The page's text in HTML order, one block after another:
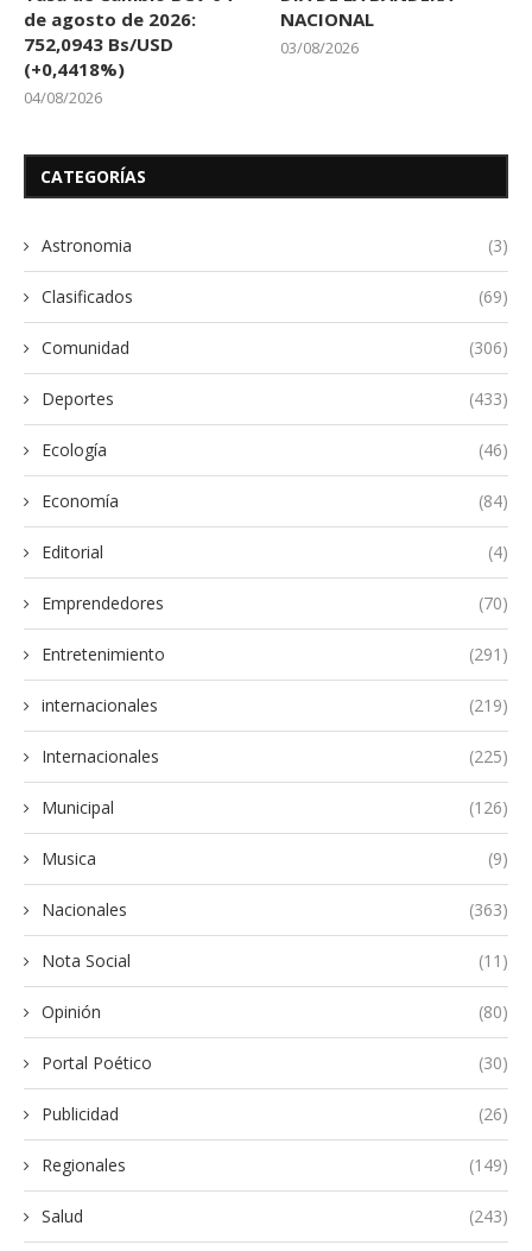
de agosto de 2026:
752,0943 Bs/USD
(+0,4418%)
04/08/2026
NACIONAL
03/08/2026
CATEGORÍAS
Astronomia (3)
Clasificados (69)
Comunidad (306)
Deportes (433)
Ecología (46)
Economía (84)
Editorial (4)
Emprendedores (70)
Entretenimiento (291)
internacionales (219)
Internacionales (225)
Municipal (126)
Musica (9)
Nacionales (363)
Nota Social (11)
Opinión (80)
Portal Poético (30)
Publicidad (26)
Regionales (149)
Salud (243)